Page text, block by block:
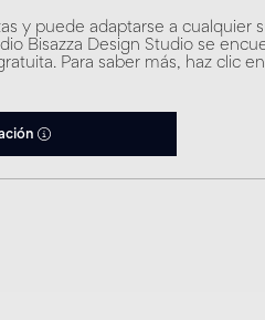
y puede adaptarse a cualquier
Bisazza Design Studio se
Para saber más, haz clic